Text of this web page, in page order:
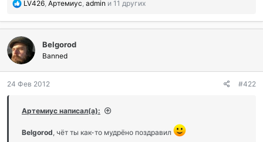
П
б
л
а
г
о
а
и
и
LV426, Артемиус, admin и 11 других
Belgorod
Banned
24 Фев 2012 #422
Артемиус написал(а):
Belgorod, чёт ты как-то мудрёно поздравил